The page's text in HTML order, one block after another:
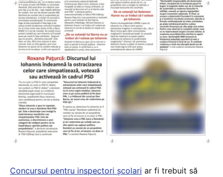
Concursul pentru inspectori școlari ar fi trebuit să